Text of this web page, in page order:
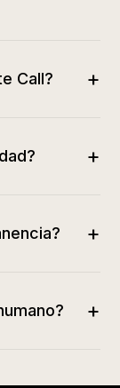
Call? +
+
+
+